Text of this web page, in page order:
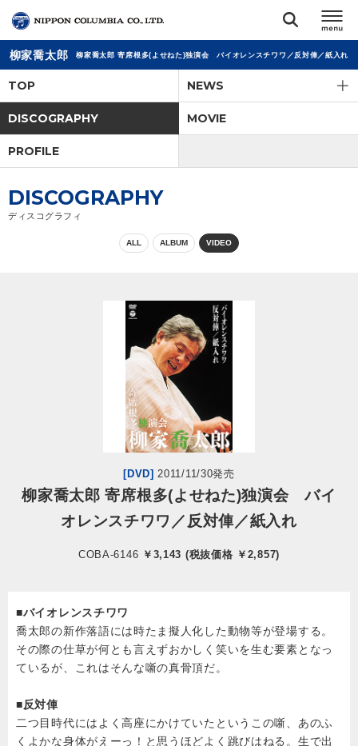
閉じる
TOP
アーティスト
ジャンル
お問い合わせ
柳家喬太郎 柳家喬太郎 寄席根多(よせねた)独演会 バイオレンスチワワ／反対俥／紙入れ
TOP NEWS
DISCOGRAPHY MOVIE
PROFILE
DISCOGRAPHY
ディスコグラフィ
ALL ALBUM VIDEO
[DVD] 2011/11/30発売
柳家喬太郎 寄席根多(よせねた)独演会 バイ
オレンスチワワ／反対俥／紙入れ
COBA-6146 ￥3,143 (税抜価格 ￥2,857)
■バイオレンスチワワ
喬太郎の新作落語には時たま擬人化した動物等が登場する。
その際の仕草が何とも言えずおかしく笑いを生む要素となっ
ているが、これはそんな噺の真骨頂だ。
■反対俥
二つ目時代にはよく高座にかけていたというこの噺、あのふ
くよかな身体がえーっ！と思うほどよく跳びはねる。生で出